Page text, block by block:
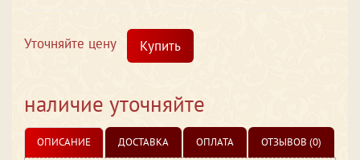
Уточняйте цену Купить
наличие уточняйте
ОПИСАНИЕ ДОСТАВКА ОПЛАТА ОТЗЫВОВ (0)